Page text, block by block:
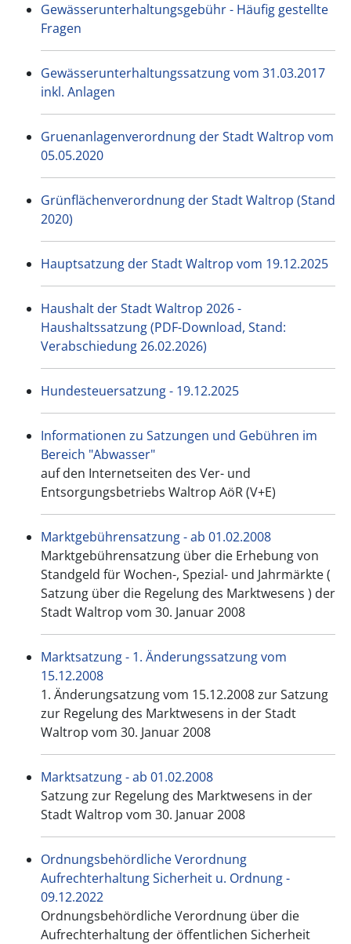
Gewässerunterhaltungsgebühr - Häufig gestellte
Fragen
Gewässerunterhaltungssatzung vom 31.03.2017
inkl. Anlagen
Gruenanlagenverordnung der Stadt Waltrop vom
05.05.2020
Grünflächenverordnung der Stadt Waltrop (Stand
2020)
Hauptsatzung der Stadt Waltrop vom 19.12.2025
Haushalt der Stadt Waltrop 2026 -
Haushaltssatzung (PDF-Download, Stand:
Verabschiedung 26.02.2026)
Hundesteuersatzung - 19.12.2025
Informationen zu Satzungen und Gebühren im
Bereich "Abwasser"
auf den Internetseiten des Ver- und
Entsorgungsbetriebs Waltrop AöR (V+E)
Marktgebührensatzung - ab 01.02.2008
Marktgebührensatzung über die Erhebung von
Standgeld für Wochen-, Spezial- und Jahrmärkte (
Satzung über die Regelung des Marktwesens ) der
Stadt Waltrop vom 30. Januar 2008
Marktsatzung - 1. Änderungssatzung vom
15.12.2008
1. Änderungsatzung vom 15.12.2008 zur Satzung
zur Regelung des Marktwesens in der Stadt
Waltrop vom 30. Januar 2008
Marktsatzung - ab 01.02.2008
Satzung zur Regelung des Marktwesens in der
Stadt Waltrop vom 30. Januar 2008
Ordnungsbehördliche Verordnung
Aufrechterhaltung Sicherheit u. Ordnung -
09.12.2022
Ordnungsbehördliche Verordnung über die
Aufrechterhaltung der öffentlichen Sicherheit